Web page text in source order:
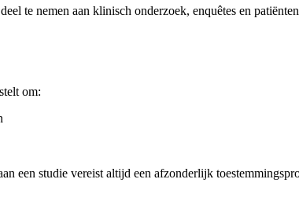
te nemen aan klinisch onderzoek, enquêtes en
om:
een studie vereist altijd een afzonderlijk